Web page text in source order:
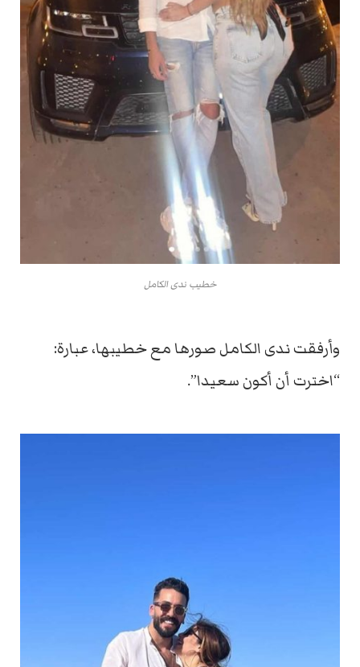
خطيب ندى الكامل
وأرفقت ندى الكامل صورها مع خطيبها، عبارة:
“اخترت أن أكون سعيدا”.